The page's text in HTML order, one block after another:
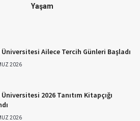
Yaşam
Ailece Tercih Günleri Başladı
2026
2026 Tanıtım Kitapçığı
2026